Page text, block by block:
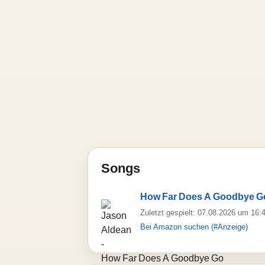
Songs
How Far Does A Goodbye
Zuletzt gespielt: 07.08.2026 um
Bei Amazon suchen (#Anzeige)